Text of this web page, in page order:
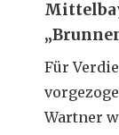
Für
Wartner